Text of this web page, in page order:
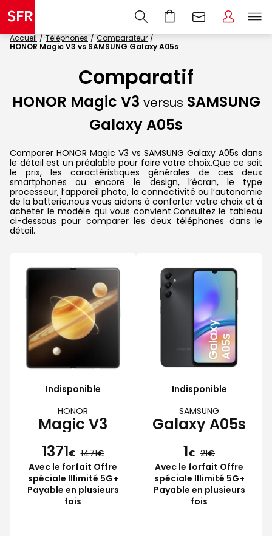
Accueil Téléphones
Comparateur
HONOR Magic V3 vs SAMSUNG Galaxy A05s
Comparatif
HONOR Magic V3 versus SAMSUNG
Galaxy A05s
Comparer HONOR Magic V3 vs SAMSUNG Galaxy A05s dans
le détail est un préalable pour faire votre choix.Que ce soit
le prix, les caractéristiques générales de ces deux
smartphones ou encore le design, l’écran, le type
processeur, l’appareil photo, la connectivité ou l’autonomie
de la batterie,nous vous aidons à conforter votre choix et à
acheter le modèle qui vous convient.Consultez le tableau
ci-dessous pour comparer les deux téléphones dans le
détail.
Indisponible
HONOR
Magic V3
1371€ 1471
Avec le forfait Offre
spéciale Illimité 5G+
Payable en plusieurs
fois
Indisponible
SAMSUNG
Galaxy A05s
1€ 21
Avec le forfait Offre
spéciale Illimité 5G+
Payable en plusieurs
fois